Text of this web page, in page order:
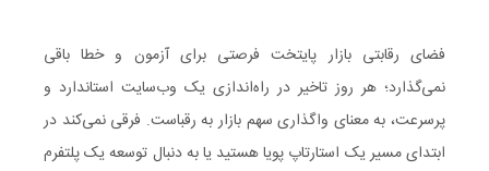
فضای رقابتی بازار پایتخت فرصتی برای آزمون و خطا باقی
نمی‌گذارد؛ هر روز تاخیر در راه‌اندازی یک وب‌سایت استاندارد و
پرسرعت، به معنای واگذاری سهم بازار به رقباست. فرقی نمی‌کند در
ابتدای مسیر یک استارتاپ پویا هستید یا به دنبال توسعه یک پلتفرم